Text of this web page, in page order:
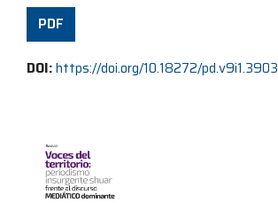
PDF
DOI:https://doi.org/10.18272/pd.v9i1.3903